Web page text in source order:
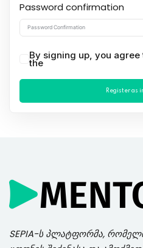
Password confirmation
By signing up, you agree
the
Register as
SEPIA-ს პლატფორმა,